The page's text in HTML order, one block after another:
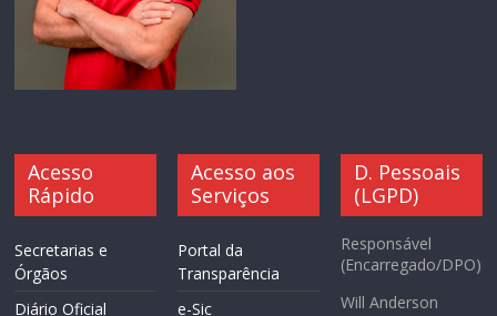
Acesso
Rápido
Secretarias e
Órgãos
Diário Oficial
Acesso aos
Serviços
Portal da
Transparência
e-Sic
D. Pessoais
(LGPD)
Responsável
(Encarregado/DPO)
Will Anderson